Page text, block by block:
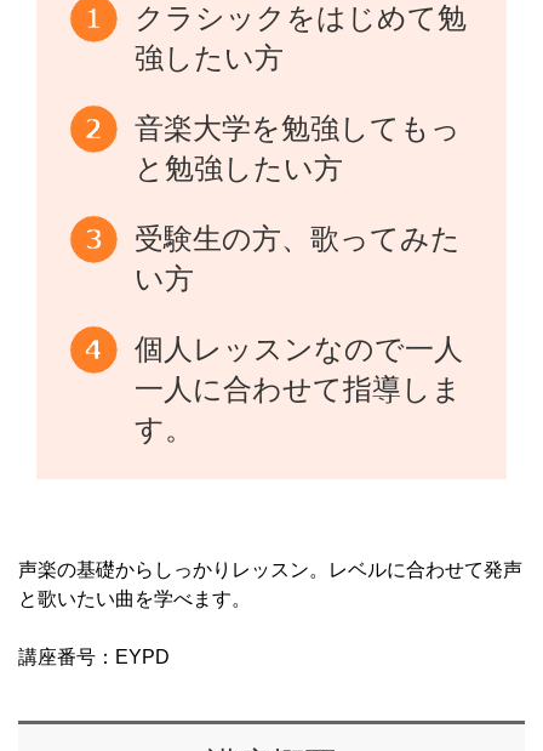
クラシックをはじめて勉
強したい方
音楽大学を勉強してもっ
と勉強したい方
受験生の方、歌ってみた
い方
個人レッスンなので一人
一人に合わせて指導しま
す。
声楽の基礎からしっかりレッスン。レベルに合わせて発声
と歌いたい曲を学べます。
講座番号：EYPD